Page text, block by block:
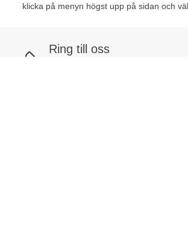
klicka på menyn högst upp på sidan och
Ring till oss